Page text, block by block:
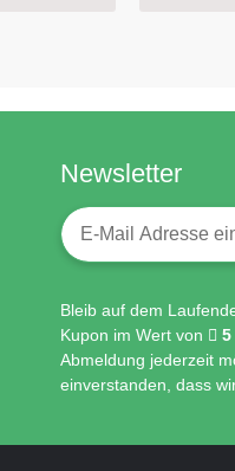
Newsletter
Newsletter-
Bleib auf dem
Kupon im Wert von
5
Abmeldung jederzeit
einverstanden, dass